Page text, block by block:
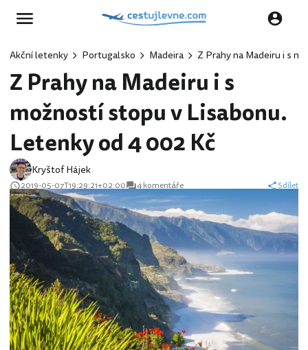
Akční letenky Portugalsko Madeira Z Prahy na Madeiru i s
Z Prahy na Madeiru i s
možností stopu v Lisabonu.
Letenky od 4 002 Kč
Kryštof Hájek
2019-05-07T19:29:21+02:00 4 komentáře Sdílet